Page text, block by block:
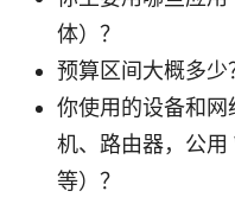
体）？
预算区间大概多少
你使用的设备和
机、路由器，公
等）？